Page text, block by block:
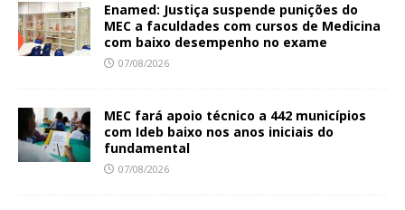
Enamed: Justiça suspende punições do
MEC a faculdades com cursos de Medicina
com baixo desempenho no exame
07/08/2026
MEC fará apoio técnico a 442 municípios
com Ideb baixo nos anos iniciais do
fundamental
07/08/2026